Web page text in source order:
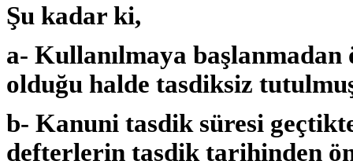
Şu kadar ki,
a- Kullanılmaya
olduğu halde tasdiksiz
b- Kanuni tasdik süresi
defterlerin tasdik tarihinden